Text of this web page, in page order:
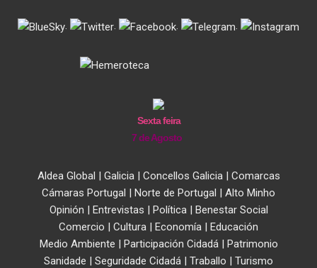
. . . .
Sexta feira
7 de Agosto
Aldea Global | Galicia | Concellos Galicia | Comarcas
Cámaras Portugal | Norte de Portugal | Alto Minho
Opinión | Entrevistas | Política | Benestar Social
Comercio | Cultura | Economía | Educación
Medio Ambiente | Participación Cidadá | Patrimonio
Sanidade | Seguridade Cidadá | Traballo | Turismo